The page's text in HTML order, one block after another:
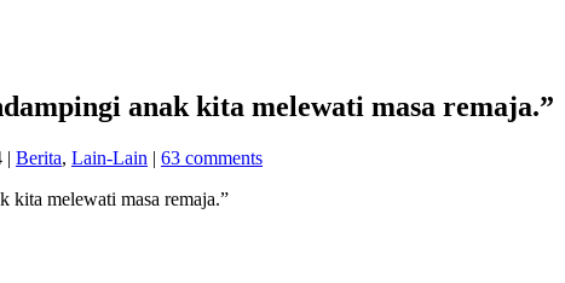
anak kita melewati masa remaja.”
| Berita, Lain-Lain | 63 comments